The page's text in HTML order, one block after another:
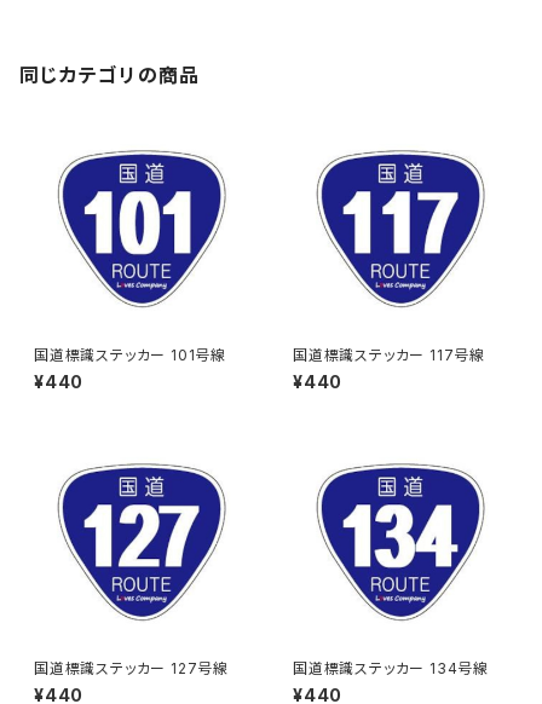
同じカテゴリの商品
国道標識ステッカー 101号線
¥440
国道標識ステッカー 117号線
¥440
国道標識ステッカー 127号線
¥440
国道標識ステッカー 134号線
¥440